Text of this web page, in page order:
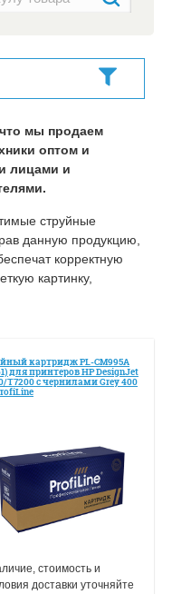
мы продаем
оптом и
лицами и
струйные
данную продукцию,
корректную
картинку,
картридж PL-CM995A
для принтеров HP DesignJet
Т7200 с чернилами Grey 400
стоимость и
доставки уточняйте